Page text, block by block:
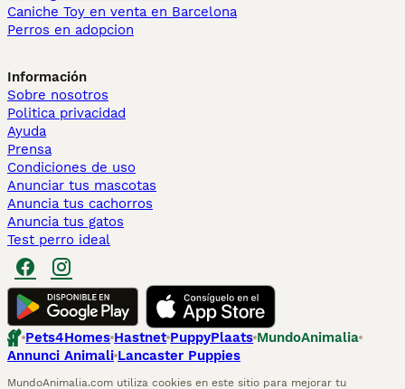
Caniche Toy en venta en Barcelona
Perros en adopcion
Información
Sobre nosotros
Politica privacidad
Ayuda
Prensa
Condiciones de uso
Anunciar tus mascotas
Anuncia tus cachorros
Anuncia tus gatos
Test perro ideal
Pets4Homes Hastnet PuppyPlaats MundoAnimalia
Annunci Animali Lancaster Puppies
MundoAnimalia.com utiliza cookies en este sitio para mejorar tu